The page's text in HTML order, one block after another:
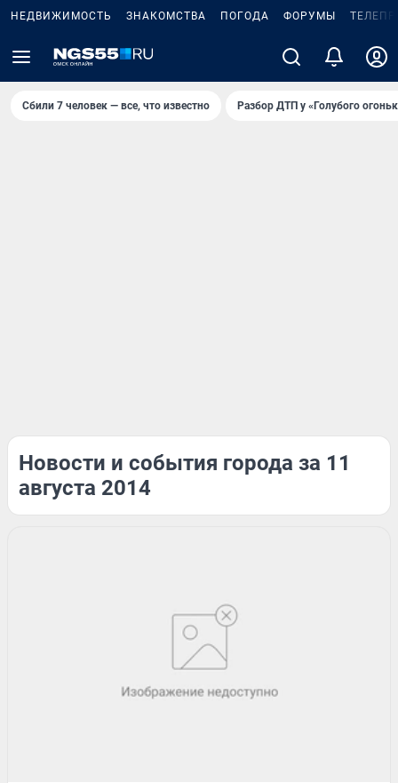
НЕДВИЖИМОСТЬ ЗНАКОМСТВА ПОГОДА ФОРУМЫ
Сбили 7 человек — все, что известно Разбор ДТП у «Голубого
Новости и события города за 11
августа 2014